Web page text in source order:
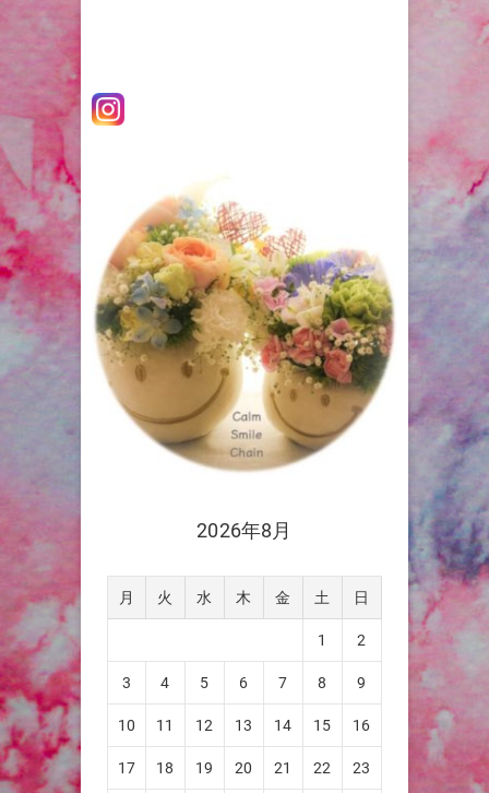
ョ
ン
2026年8月
月 火 水 木 金 土 日
1 2
3 4 5 6 7 8 9
10 11 12 13 14 15 16
17 18 19 20 21 22 23